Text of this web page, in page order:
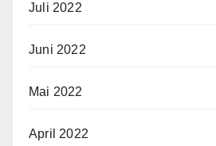
Juli 2022
Juni 2022
Mai 2022
April 2022